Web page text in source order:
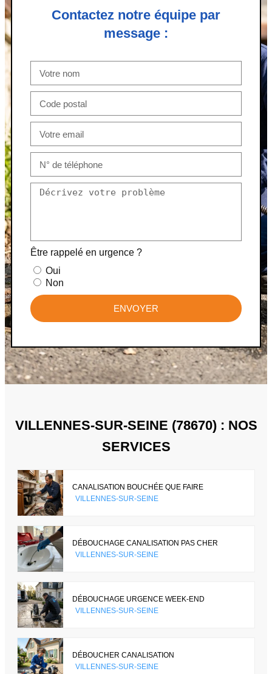
Contactez notre équipe par
message :
Être rappelé en urgence ?
Oui
Non
ENVOYER
VILLENNES-SUR-SEINE (78670) : NOS
SERVICES
CANALISATION BOUCHÉE QUE FAIRE
VILLENNES-SUR-SEINE
DÉBOUCHAGE CANALISATION PAS CHER
VILLENNES-SUR-SEINE
DÉBOUCHAGE URGENCE WEEK-END
VILLENNES-SUR-SEINE
DÉBOUCHER CANALISATION
VILLENNES-SUR-SEINE